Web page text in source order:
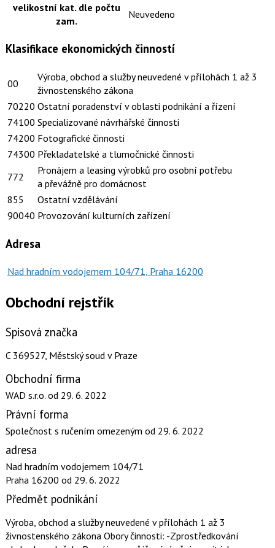
velikostní kat. dle počtu
zam.
Neuvedeno
Klasifikace ekonomických činností
00
Výroba, obchod a služby neuvedené v přílohách 1 až 3
živnostenského zákona
70220 Ostatní poradenství v oblasti podnikání a řízení
74100 Specializované návrhářské činnosti
74200 Fotografické činnosti
74300 Překladatelské a tlumočnické činnosti
772
Pronájem a leasing výrobků pro osobní potřebu
a převážně pro domácnost
855
Ostatní vzdělávání
90040 Provozování kulturních zařízení
Adresa
Nad hradním vodojemem 104/71, Praha 16200
Obchodní rejstřík
Spisová značka
C 369527, Městský soud v Praze
Obchodní firma
WAD s.r.o. od 29. 6. 2022
Právní forma
Společnost s ručením omezeným od 29. 6. 2022
adresa
Nad hradním vodojemem 104/71
Praha 16200 od 29. 6. 2022
Předmět podnikání
Výroba, obchod a služby neuvedené v přílohách 1 až 3
živnostenského zákona Obory činnosti: -Zprostředkování